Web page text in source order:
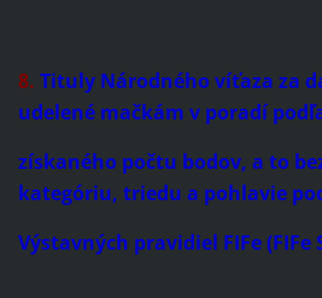
8. Tituly Národného víťaza za
udelené mačkám v poradí
získaného počtu bodov, a to
kategóriu, triedu a pohlavie
Výstavných pravidiel FIFe (FIFe